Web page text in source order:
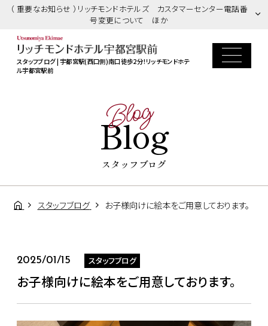
（ 重要なお知らせ ）リッチモンドホテルズ カスタマーセンター電話番
号変更について ほか
スタッフブログ | 宇都宮駅(西口側)南口徒歩2分！リッチモンドホテ
ル宇都宮駅前
Blog
Blog
スタッフブログ
スタッフブログ お子様向けに絵本をご用意しております。
2025/01/15 スタッフブログ
お子様向けに絵本をご用意しております。